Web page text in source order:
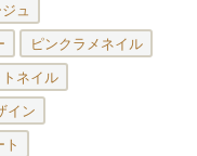
ュ
ピンクラメネイル
ネイル
イン
ト